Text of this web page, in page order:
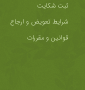
ثبت شکایت
شرایط تعویض و ارجاع
قوانین و مقررات